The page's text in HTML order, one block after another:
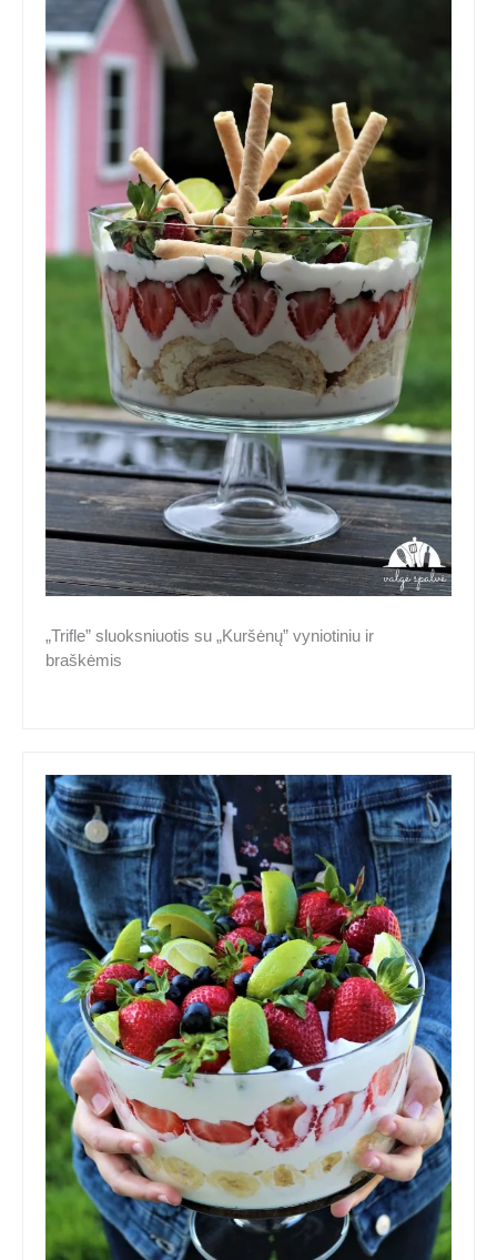
„Trifle” sluoksniuotis su „Kuršėnų” vyniotiniu ir
braškėmis